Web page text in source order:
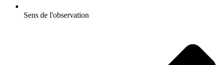
Sens de l'observation